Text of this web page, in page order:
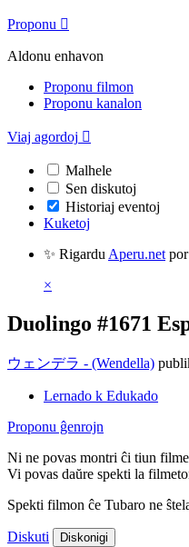
Proponu 
Aldonu enhavon
Proponu filmon
Proponu kanalon
Viaj agordoj 
Malhele
Sen diskutoj
Historiaj eventoj
Kuketoj
✨ Rigardu Aperu.net
×
Duolingo #1671
ウェンデラ - (Wendella)
Lernado k Edukado
Proponu ĝenrojn
Ni ne povas montri ĉi tiun
Vi povas daŭre spekti la
Spekti filmon ĉe Tubaro ne
Diskuti Diskonigi